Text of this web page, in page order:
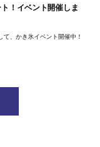
！イベント開催しま
て、かき氷イベント開催中！